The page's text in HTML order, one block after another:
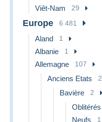
Viêt-Nam 29
Europe 6 481
Aland 1
Albanie 1
Allemagne 107
Anciens Etats 2
Bavière 2
Oblitérés
Neufs 1